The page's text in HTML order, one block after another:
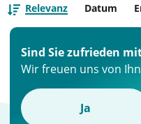
Relevanz Datum
Sind Sie zufrieden
Wir freuen uns von
Ja